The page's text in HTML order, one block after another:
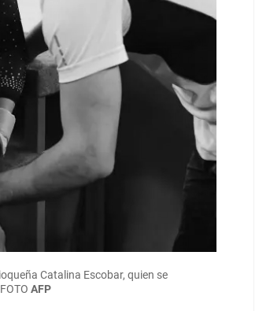
Catalina Escobar, quien se
FOTO AFP